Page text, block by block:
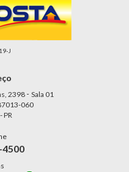
J
2398 - Sala 01
060
PR
4500